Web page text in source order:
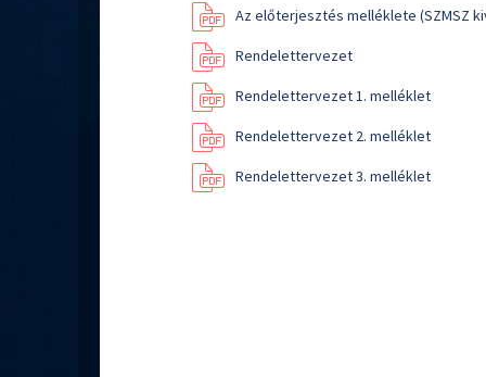
Az előterjesztés melléklete (SZMSZ
Rendelettervezet
Rendelettervezet 1. melléklet
Rendelettervezet 2. melléklet
Rendelettervezet 3. melléklet